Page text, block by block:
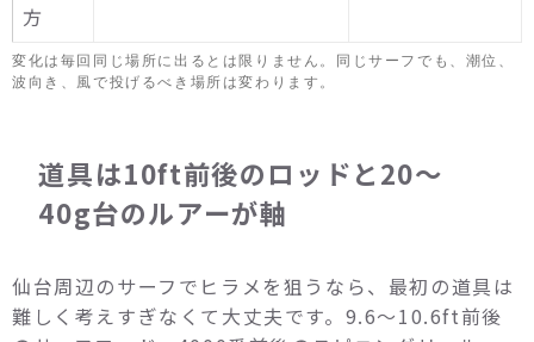
方
変化は毎回同じ場所に出るとは限りません。同じサーフでも、潮位、
波向き、風で投げるべき場所は変わります。
道具は10ft前後のロッドと20〜
40g台のルアーが軸
仙台周辺のサーフでヒラメを狙うなら、最初の道具は
難しく考えすぎなくて大丈夫です。9.6〜10.6ft前後